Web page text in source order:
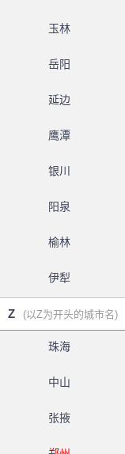
玉林
岳阳
延边
鹰潭
银川
阳泉
榆林
伊犁
Z (以Z为开头的城市名)
珠海
中山
张掖